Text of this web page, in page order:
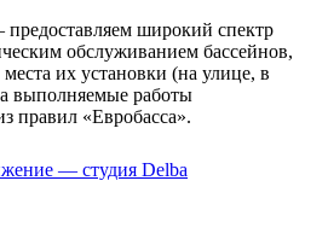
широкий спектр
обслуживанием бассейнов,
их установки (на улице, в
выполняемые работы
правил «Евробасса».
— студия Delba